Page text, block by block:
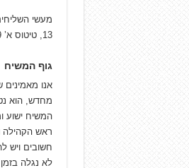
13, טיטוס א’ 5-9, עברים יג’ 17, הראשונה לפטרוס ה’ 1-3
גוף המשיח
אנו
מחדש, הוא
המשיח ישוע
ראש הקהילה
חשובים ויש
לא נגלה